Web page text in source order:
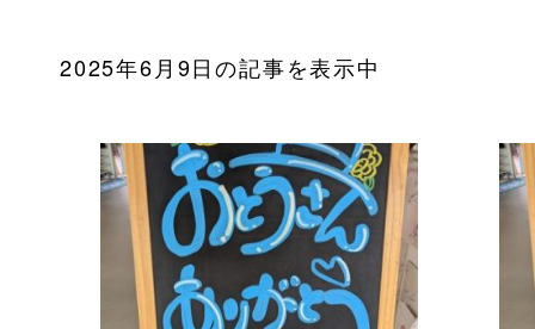
2025年6月9日の記事を表示中